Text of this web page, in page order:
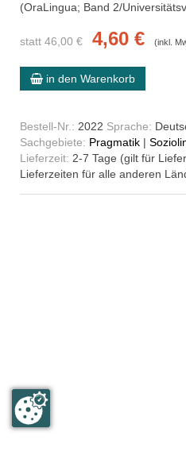
(OraLingua; Band 2/
statt 46,00 € 4,60 € (inkl.
in den Warenkorb
Bestell-Nr.: 2022 Sprache:
Sachgebiete: Pragmatik |
Lieferzeit: 2-7 Tage (gilt für
Lieferzeiten für alle anderen